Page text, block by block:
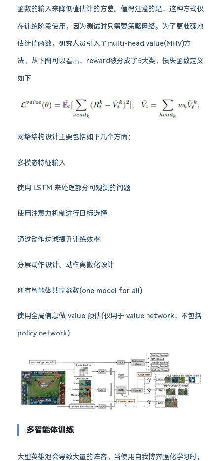
函数的输入来降低值估计的方差。值得注意的是，这种方式仅
在训练阶段使用，因为测试时只需要策略网络。为了更准确地
估计值函数，研究人员引入了multi-head value(MHV)方
法。从下图可以看出，reward被分成了5大类。损失函数定义
如下
网络结构设计主要包括如下几个方面：
多模态特征输入
使用 LSTM 来处理部分可观测的问题
使用注意力机制进行目标选择
通过动作过滤提升训练效率
分层动作设计、动作离散化设计
所有智能体共享参数(one model for all)
使用全局信息做 value 预估(仅用于 value network，不包括
policy network)
多智能体训练
大型英雄池会导致大量的阵容。当使用自我博弈强化学习时，